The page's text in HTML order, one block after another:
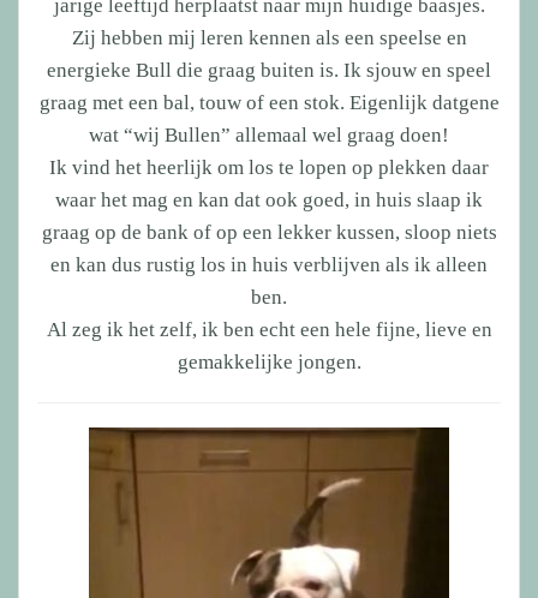
jarige leeftijd herplaatst naar mijn huidige baasjes.
Zij hebben mij leren kennen als een speelse en
energieke Bull die graag buiten is. Ik sjouw en speel
graag met een bal, touw of een stok. Eigenlijk datgene
wat “wij Bullen” allemaal wel graag doen!
Ik vind het heerlijk om los te lopen op plekken daar
waar het mag en kan dat ook goed, in huis slaap ik
graag op de bank of op een lekker kussen, sloop niets
en kan dus rustig los in huis verblijven als ik alleen
ben.
Al zeg ik het zelf, ik ben echt een hele fijne, lieve en
gemakkelijke jongen.